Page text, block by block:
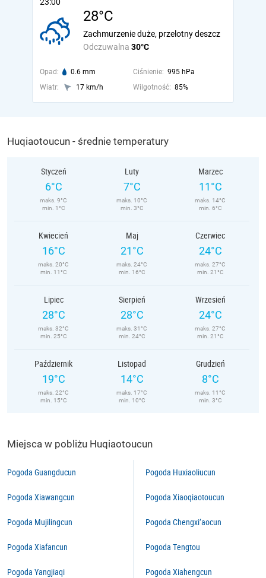
28°C
Odczuwalna 30°C
Zachmurzenie duże, przelotny deszcz
Opad: 0.6 mm Ciśnienie: 995 hPa
Wiatr:
17 km/h Wilgotność: 85%
Huqiaotoucun - średnie temperatury
Styczeń
6°C
maks. 9°C
min. 1°C
Luty
7°C
maks. 10°C
min. 3°C
Marzec
11°C
maks. 14°C
min. 6°C
Kwiecień
16°C
maks. 20°C
min. 11°C
Maj
21°C
maks. 24°C
min. 16°C
Czerwiec
24°C
maks. 27°C
min. 21°C
Lipiec
28°C
maks. 32°C
min. 25°C
Sierpień
28°C
maks. 31°C
min. 24°C
Wrzesień
24°C
maks. 27°C
min. 21°C
Październik
19°C
maks. 22°C
min. 15°C
Listopad
14°C
maks. 17°C
min. 10°C
Grudzień
8°C
maks. 11°C
min. 3°C
Miejsca w pobliżu Huqiaotoucun
Pogoda Guangducun
Pogoda Xiawangcun
Pogoda Mujilingcun
Pogoda Xiafancun
Pogoda Yangjiaqi
Pogoda Huxiaoliucun
Pogoda Xiaoqiaotoucun
Pogoda Chengxi’aocun
Pogoda Tengtou
Pogoda Xiahengcun